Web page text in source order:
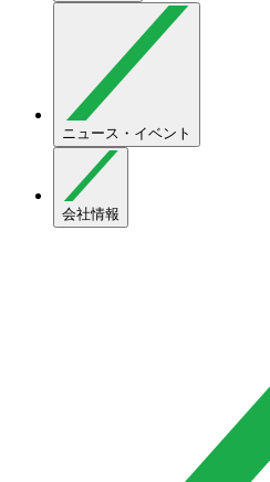
ニュース・イベント
会社情報